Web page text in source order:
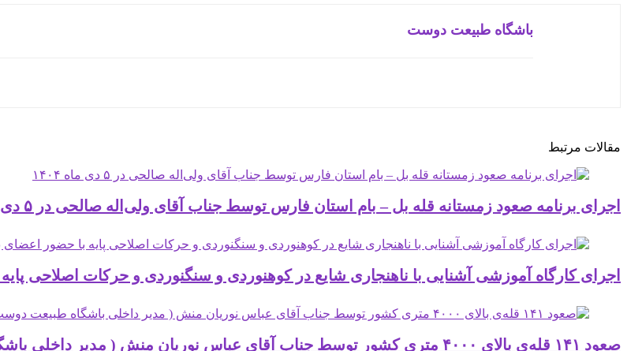
باشگاه طبیعت دوست
مقالات مرتبط
اجرای برنامه صعود زمستانه قله بل – بام استان فارس توسط جناب آقای ولی‌اله صالحی در ۵ دی ماه ۱۴۰۴
اجرای کارگاه آموزشی آشنایی با ناهنجاری شایع در کوهنوردی و سنگنوردی و حرکات اصلاحی پایه با
صعود ۱۴۱ قله‌ی بالای ۴۰۰۰ متری کشور توسط جناب آقای عباس نوریان منش ( مدیر داخلی باشگاه طبیعت دوست شیراز ) در آذرماه 1404